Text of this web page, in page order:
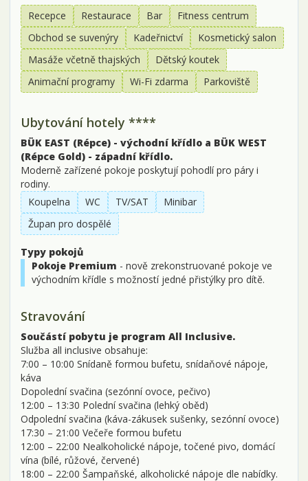
Recepce Restaurace Bar
Fitness centrum
Obchod se suvenýry
Kadeřnictví
Kosmetický salon
Masáže včetně thajských
Dětský koutek
Animační programy
Wi-Fi zdarma Parkoviště
Ubytování hotely ****
BÜK EAST (Répce) - východní křídlo a BÜK WEST
(Répce Gold) - západní křídlo.
Moderně zařízené pokoje poskytují pohodlí pro páry i
rodiny.
Koupelna
WC TV/SAT
Minibar
Župan pro dospělé
Typy pokojů
Pokoje Premium - nově zrekonstruované pokoje ve
východním křídle s možností jedné přistýlky pro dítě.
Stravování
Součástí pobytu je program All Inclusive.
Služba all inclusive obsahuje:
7:00 – 10:00 Snídaně formou bufetu, snídaňové nápoje,
káva
Dopolední svačina (sezónní ovoce, pečivo)
12:00 – 13:30 Polední svačina (lehký oběd)
Odpolední svačina (káva-zákusek sušenky, sezónní ovoce)
17:30 – 21:00 Večeře formou bufetu
12:00 – 22:00 Nealkoholické nápoje, točené pivo, domácí
vína (bílé, růžové, červené)
18:00 – 22:00 Šampaňské, alkoholické nápoje dle nabídky.